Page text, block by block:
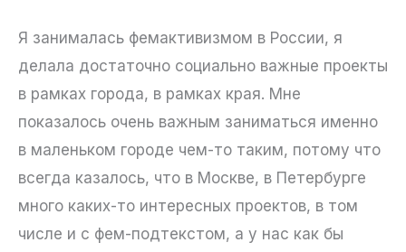
Я занималась фемактивизмом в России, я
делала достаточно социально важные проекты
в рамках города, в рамках края. Мне
показалось очень важным заниматься именно
в маленьком городе чем-то таким, потому что
всегда казалось, что в Москве, в Петербурге
много каких-то интересных проектов, в том
числе и с фем-подтекстом, а у нас как бы